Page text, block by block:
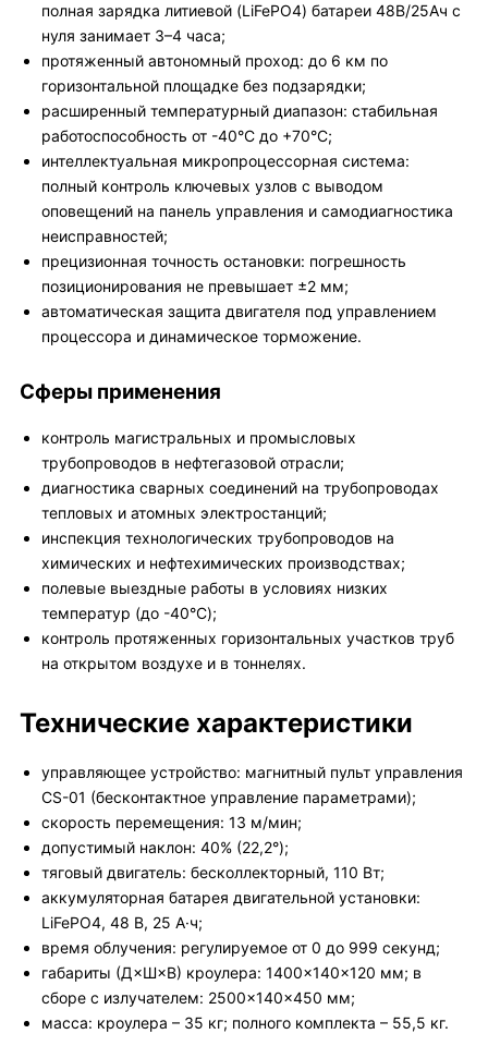
полная зарядка литиевой (LiFePO4) батареи 48В/25Ач с
нуля занимает 3–4 часа;
протяженный автономный проход: до 6 км по
горизонтальной площадке без подзарядки;
расширенный температурный диапазон: стабильная
работоспособность от -40°C до +70°C;
интеллектуальная микропроцессорная система:
полный контроль ключевых узлов с выводом
оповещений на панель управления и самодиагностика
неисправностей;
прецизионная точность остановки: погрешность
позиционирования не превышает ±2 мм;
автоматическая защита двигателя под управлением
процессора и динамическое торможение.
Сферы применения
контроль магистральных и промысловых
трубопроводов в нефтегазовой отрасли;
диагностика сварных соединений на трубопроводах
тепловых и атомных электростанций;
инспекция технологических трубопроводов на
химических и нефтехимических производствах;
полевые выездные работы в условиях низких
температур (до -40°C);
контроль протяженных горизонтальных участков труб
на открытом воздухе и в тоннелях.
Технические характеристики
управляющее устройство: магнитный пульт управления
CS-01 (бесконтактное управление параметрами);
скорость перемещения: 13 м/мин;
допустимый наклон: 40% (22,2°);
тяговый двигатель: бесколлекторный, 110 Вт;
аккумуляторная батарея двигательной установки:
LiFePO4, 48 В, 25 А·ч;
время облучения: регулируемое от 0 до 999 секунд;
габариты (Д×Ш×В) кроулера: 1400×140×120 мм; в
сборе с излучателем: 2500×140×450 мм;
масса: кроулера – 35 кг; полного комплекта – 55,5 кг.